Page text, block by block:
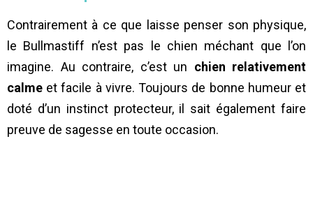
Contrairement à ce que laisse penser son physique,
le Bullmastiff n’est pas le chien méchant que l’on
imagine. Au contraire, c’est un chien relativement
calme et facile à vivre. Toujours de bonne humeur et
doté d’un instinct protecteur, il sait également faire
preuve de sagesse en toute occasion.